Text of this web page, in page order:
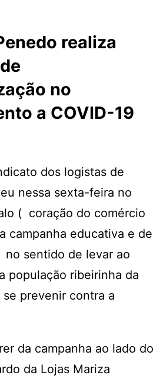
realiza
no
a COVID-19
dos logistas de
nessa sexta-feira no
( coração do comércio
campanha educativa e de
sentido de levar ao
população ribeirinha da
prevenir contra a
da campanha ao lado do
da Lojas Mariza